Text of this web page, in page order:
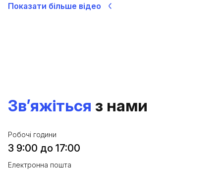
Показати більше відео
Зв’яжіться з нами
Робочі години
З 9:00 до 17:00
Електронна пошта